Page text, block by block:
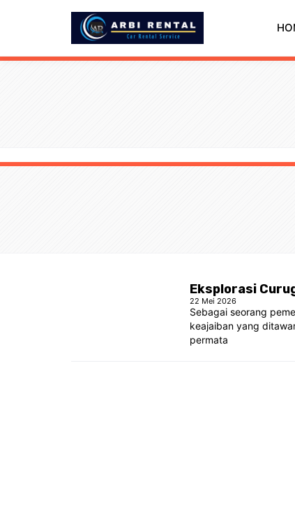
Eksplorasi
22 Mei 2026
Sebagai seorang
keajaiban yang
permata